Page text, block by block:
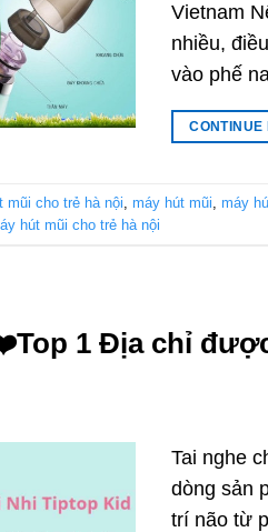
Vietnam
nhiều,
vào phế
CONTINUE
mũi cho trẻ hà nội máy hút mũi máy
hút mũi cho trẻ hà nội
1 Địa chỉ
Tai nghe
dòng sản
trí não từ